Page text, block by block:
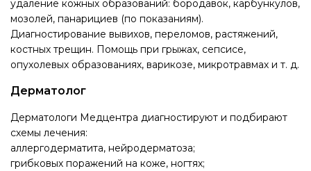
удаление кожных образований: бородавок, карбункулов,
мозолей, панарициев (по показаниям).
Диагностирование вывихов, переломов, растяжений,
костных трещин. Помощь при грыжах, сепсисе,
опухолевых образованиях, варикозе, микротравмах и т. д.
Дерматолог
Дерматологи Медцентра диагностируют и подбирают
схемы лечения:
аллергодерматита, нейродерматоза;
грибковых поражений на коже, ногтях;